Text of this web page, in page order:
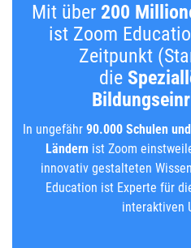
Mit über 200
ist Zoom
Zeitpunkt
die
In ungefähr90.000 Schulen
Ländern ist Zoom
innovativ gestalteten
Education ist Experte für
interaktiven